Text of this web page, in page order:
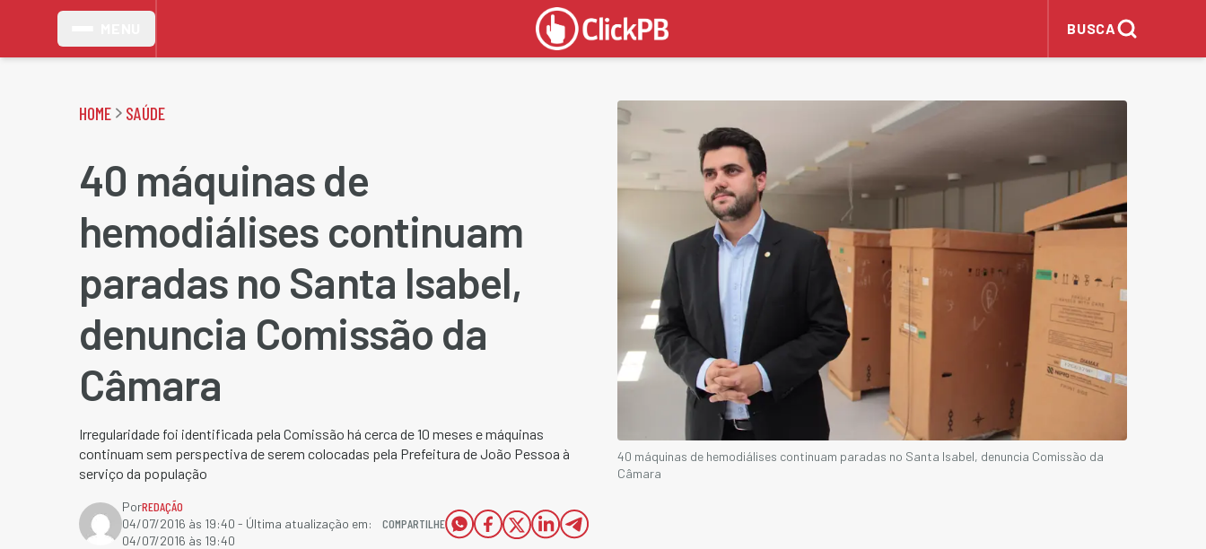
BUSCA
HOME SAÚDE
40 máquinas de
hemodiálises continuam
paradas no Santa Isabel,
denuncia Comissão da
Câmara
Irregularidade foi identificada pela Comissão há cerca de 10 meses e máquinas
continuam sem perspectiva de serem colocadas pela Prefeitura de João Pessoa à
serviço da população
PorREDAÇÃO
04/07/2016 às 19:40 - Última atualização em:
04/07/2016 às 19:40
COMPARTILHE
40 máquinas de hemodiálises continuam paradas no Santa Isabel, denuncia Comissão da
Câmara